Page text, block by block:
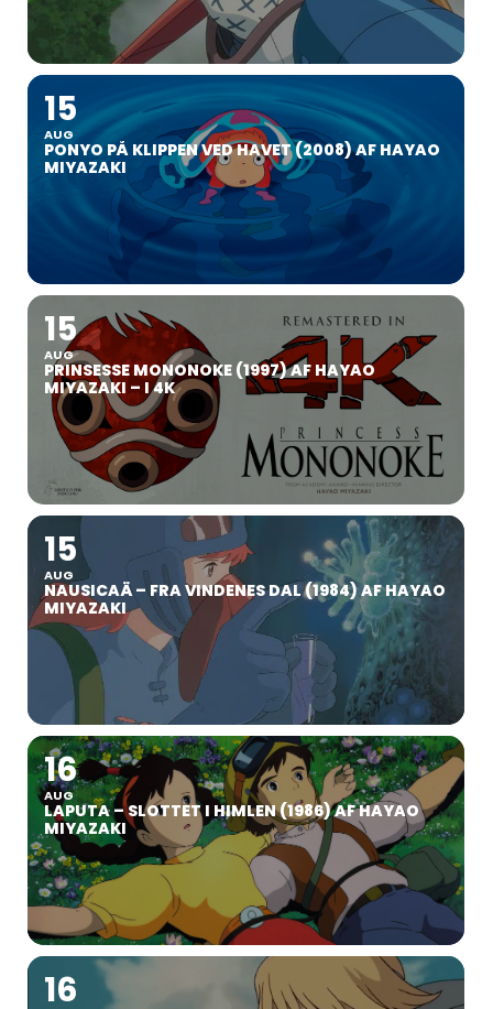
15
AUG
PONYO PÅ KLIPPEN VED HAVET (2008) AF HAYAO
MIYAZAKI
15
AUG
PRINSESSE MONONOKE (1997) AF HAYAO
MIYAZAKI – I 4K
15
AUG
NAUSICAÄ – FRA VINDENES DAL (1984) AF HAYAO
MIYAZAKI
16
AUG
LAPUTA – SLOTTET I HIMLEN (1986) AF HAYAO
MIYAZAKI
16